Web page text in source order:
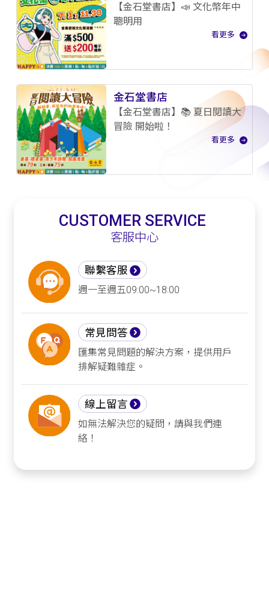
【金石堂書店】📣 文化幣年中
聰明用
看更多
金石堂書店
【金石堂書店】📚 夏日閱讀大
冒險 開始啦！
看更多
CUSTOMER SERVICE
客服中心
聯繫客服
週一至週五09:00~18:00
常見問答
匯集常見問題的解決方案，提供用戶
排解疑難雜症。
線上留言
如無法解決您的疑問，請與我們連
絡！